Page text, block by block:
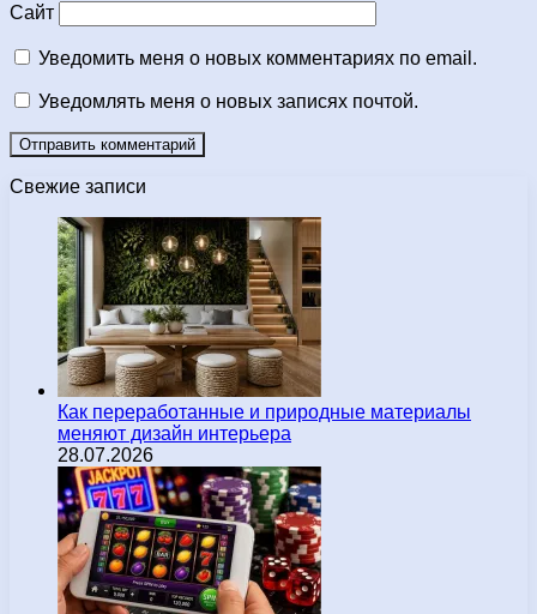
Сайт
Уведомить меня о новых комментариях по email.
Уведомлять меня о новых записях почтой.
Свежие записи
Как переработанные и природные материалы
меняют дизайн интерьера
28.07.2026